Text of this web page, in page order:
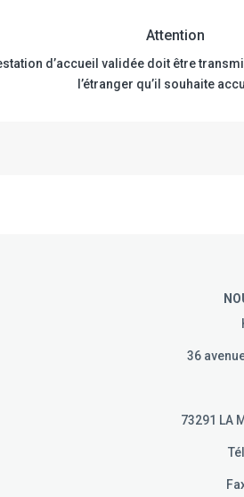
Attention
d’accueil validée doit être
l’étranger qu’il souhaite
36
73291 LA